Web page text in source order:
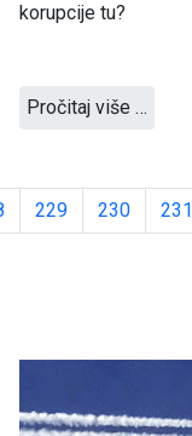
korupcije tu?
Pročitaj više …
229 230 231